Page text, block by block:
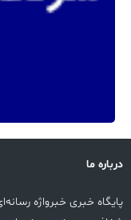
درباره ما
پایگاه خبری خبرواژه